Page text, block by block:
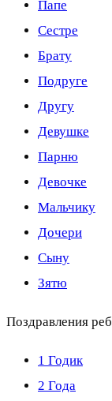
Папе
Сестре
Брату
Подруге
Другу
Девушке
Парню
Девочке
Мальчику
Дочери
Сыну
Зятю
Поздравления
1 Годик
2 Года